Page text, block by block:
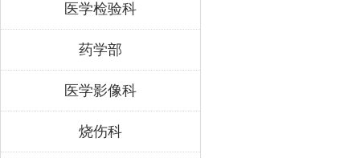
医学检验科
药学部
医学影像科
烧伤科